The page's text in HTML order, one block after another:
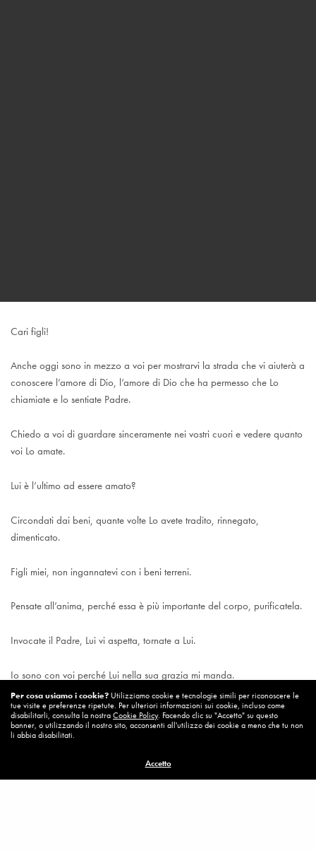
Cari figli!
Anche oggi sono in mezzo a voi per mostrarvi la strada che vi aiuterà a
conoscere l’amore di Dio, l’amore di Dio che ha permesso che Lo
chiamiate e lo sentiate Padre.
Chiedo a voi di guardare sinceramente nei vostri cuori e vedere quanto
voi Lo amate.
Lui è l’ultimo ad essere amato?
Circondati dai beni, quante volte Lo avete tradito, rinnegato,
dimenticato.
Figli miei, non ingannatevi con i beni terreni.
Pensate all’anima, perché essa è più importante del corpo, purificatela.
Invocate il Padre, Lui vi aspetta, tornate a Lui.
Io sono con voi perché Lui nella sua grazia mi manda.
Vi ringrazio.
Medjugorje – 2 Novembre 2009 a Mirjiana
Per cosa usiamo i cookie? Utilizziamo cookie e tecnologie simili per riconoscere le
tue visite e preferenze ripetute. Per ulteriori informazioni sui cookie, incluso come
disabilitarli, consulta la nostraCookie Policy. Facendo clic su "Accetto" su questo
banner, o utilizzando il nostro sito, acconsenti all'utilizzo dei cookie a meno che tu non
li abbia disabilitati.
Accetto